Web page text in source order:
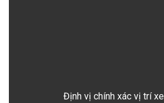
Định vị chính xác vị trí xe